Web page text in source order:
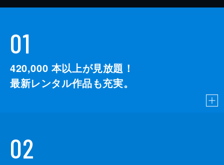
01
420,000 本以上が見放題！
最新レンタル作品も充実。
02